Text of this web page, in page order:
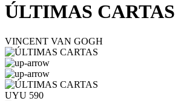
ÚLTIMAS CARTAS
VINCENT VAN GOGH
UYU 590